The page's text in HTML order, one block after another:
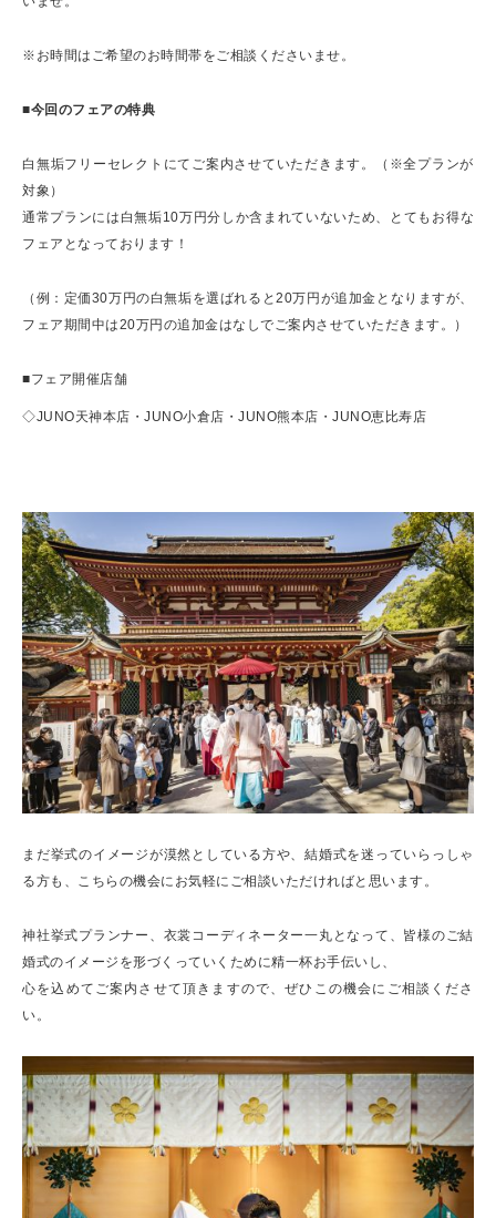
※お時間はご希望のお時間帯をご相談くださいませ。
■今回のフェアの特典
白無垢フリーセレクトにてご案内させていただきます。（※全プランが
対象）
通常プランには白無垢10万円分しか含まれていないため、とてもお得な
フェアとなっております！
（例：定価30万円の白無垢を選ばれると20万円が追加金となりますが、
フェア期間中は20万円の追加金はなしでご案内させていただきます。）
■フェア開催店舗
◇JUNO天神本店・JUNO小倉店・JUNO熊本店・JUNO恵比寿店
まだ挙式のイメージが漠然としている方や、結婚式を迷っていらっしゃ
る方も、こちらの機会にお気軽にご相談いただければと思います。
神社挙式プランナー、衣裳コーディネーター一丸となって、皆様のご結
婚式のイメージを形づくっていくために精一杯お手伝いし、
心を込めてご案内させて頂きますので、ぜひこの機会にご相談くださ
い。